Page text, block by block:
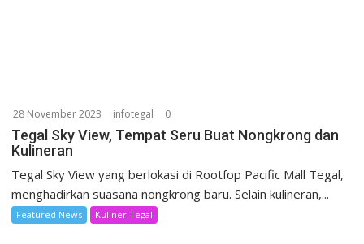
28 November 2023 infotegal 0
Tegal Sky View, Tempat Seru Buat Nongkrong dan
Kulineran
Tegal Sky View yang berlokasi di Rootfop Pacific Mall Tegal,
menghadirkan suasana nongkrong baru. Selain kulineran,...
Featured News Kuliner Tegal